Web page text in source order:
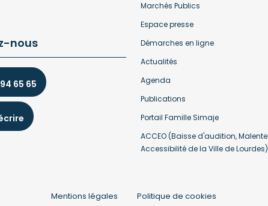
nous
65 65
Marchés Publics
Espace presse
Démarches en ligne
Actualités
Agenda
Publications
Portail Famille Simaje
ACCEO (Baisse d'audition,
Accessibilité de la Ville de Lourdes)
Mentions légales Politique de cookies